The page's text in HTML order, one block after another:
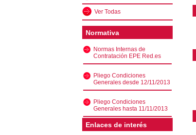
Ver Todas
Normativa
Normas Internas de
Contratación EPE Red.es
Pliego Condiciones
Generales desde 12/11/2013
Pliego Condiciones
Generales hasta 11/11/2013
Enlaces de interés